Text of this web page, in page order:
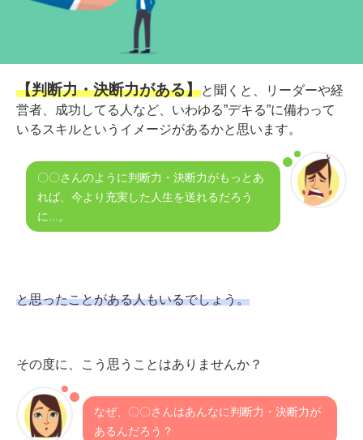
【判断力・決断力がある】と聞くと、リーダーや経
営者、成功してる人など、いわゆる”デキる”に備わって
いるスキルというイメージがあるかと思います。
〇〇さんのように判断力・決断力がもっとあ
れば、今より充実した人生を送れるだろう
に...。
と思ったことがある人もいるでしょう。
その度に、こう思うことはありませんか？
なぜ、〇〇さんはあんなに判断力・決断力が
あるんだろう？